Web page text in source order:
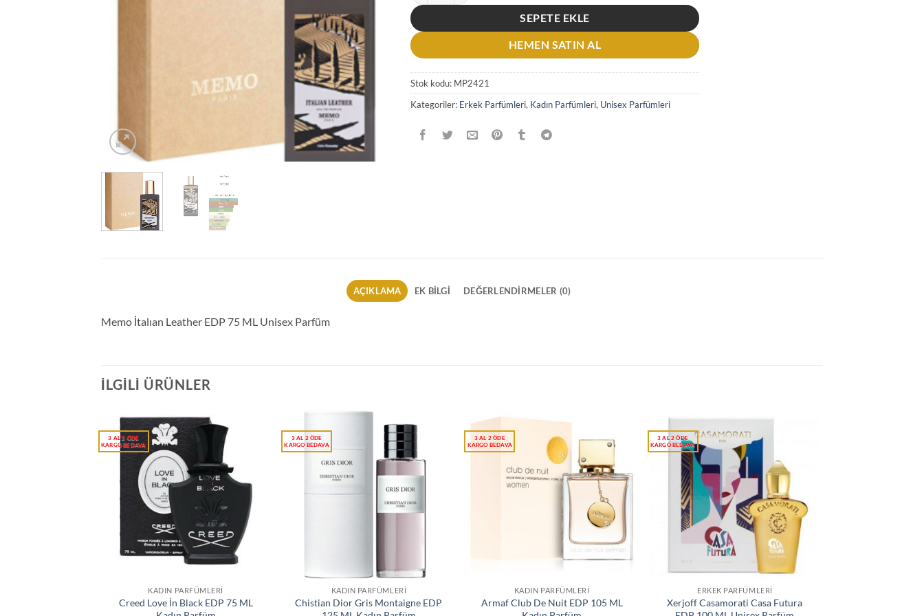
SEPETE EKLE
HEMEN SATIN AL
Stok kodu: MP2421
Kategoriler: Erkek Parfümleri, Kadın Parfümleri, Unisex Parfümleri
AÇIKLAMA EK BILGI DEĞERLENDIRMELER (0)
Memo İtalıan Leather EDP 75 ML Unisex Parfüm
İLGILI ÜRÜNLER
KADIN PARFÜMLERI
Creed Love İn Black EDP 75 ML
KADIN PARFÜMLERI
Chistian Dior Gris Montaigne EDP
KADIN PARFÜMLERI
Armaf Club De Nuit EDP 105 ML
ERKEK PARFÜMLERI
Xerjoff Casamorati Casa Futura